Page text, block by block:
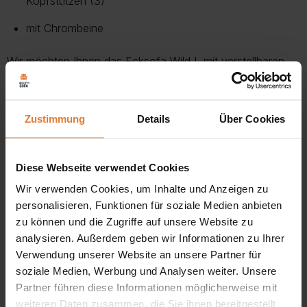
Zustimmung Details Über Cookies
Diese Webseite verwendet Cookies
Wir verwenden Cookies, um Inhalte und Anzeigen zu
personalisieren, Funktionen für soziale Medien anbieten
zu können und die Zugriffe auf unsere Website zu
analysieren. Außerdem geben wir Informationen zu Ihrer
Verwendung unserer Website an unsere Partner für
soziale Medien, Werbung und Analysen weiter. Unsere
Partner führen diese Informationen möglicherweise mit
weiteren Daten zusammen, die Sie ihnen bereitgestellt
Mehr zur Lieferung
vermeiden und die Umwelt zu schonen.
mit Chrombeine
Wir möchten Ihnen das Ecksofa Wild L mit verstellbaren
Kopfstützen und Schlaffunktion vorstellen, das in Web-
erhältlich ist.
Polsterecke mit Schlaffunktion, Bettkasten, Verstellbare
Kopfstütze
Wählen Sie rechte oder linke Seite des Ecksofas bitte!
Breite:275 cm
Höhe:71 – 90 cm